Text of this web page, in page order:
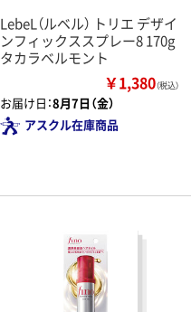
LebeL（ルベル） トリエ デザイ
ンフィックススプレー8 170g
タカラベルモント
￥1,380（税込）
お届け日：8月7日（金）
アスクル在庫商品